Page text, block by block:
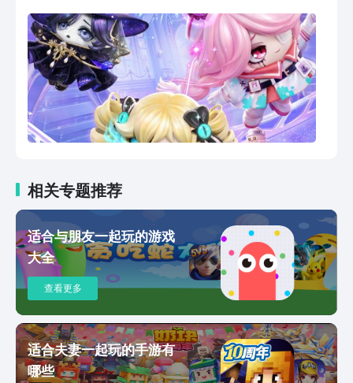
充满脑洞与想象的蛋仔乐园，集结上亿张
玩家原创乐园地图，等你和蛋搭子一同游
玩打卡！
相关专题推荐
适合与朋友一起玩的游戏
大全
查看更多
适合夫妻一起玩的手游有
哪些